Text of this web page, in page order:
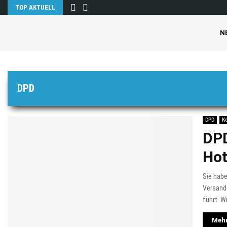
TOP AKTUELL
DPD
DPD
Sie
führt.